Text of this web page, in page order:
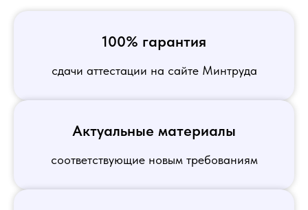
100% гарантия
сдачи аттестации на сайте Минтруда
Актуальные материалы
соответствующие новым требованиям